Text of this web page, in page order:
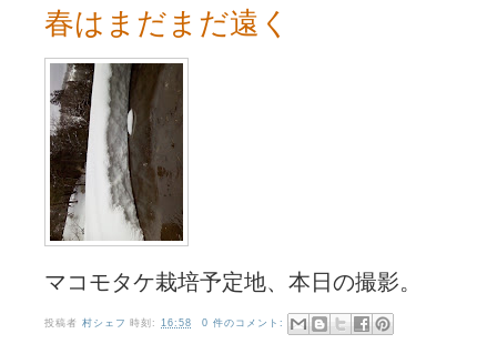
春はまだまだ遠く
マコモタケ栽培予定地、本日の撮影。
投稿者 村シェフ 時刻:16:58 0 件のコメント: